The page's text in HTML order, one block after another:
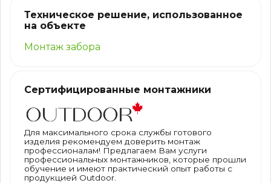
Техническое решение, использованное
на объекте
Монтаж забора
Сертифицированные монтажники
Для максимального срока службы готового
изделия рекомендуем доверить монтаж
профессионалам! Предлагаем Вам услуги
профессиональных монтажников, которые прошли
обучение и имеют практический опыт работы с
продукцией Outdoor.